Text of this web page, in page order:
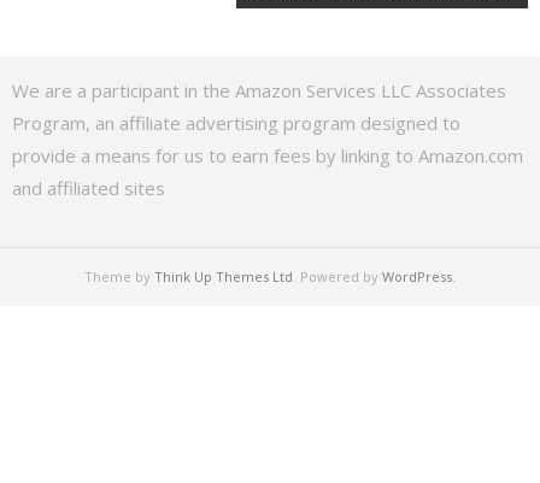
We are a participant in the Amazon Services LLC Associates
Program, an affiliate advertising program designed to
provide a means for us to earn fees by linking to Amazon.com
and affiliated sites
Theme by Think Up Themes Ltd . Powered by WordPress